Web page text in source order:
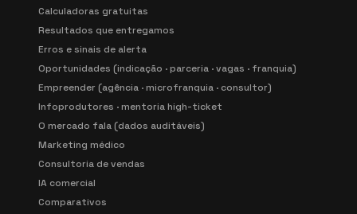
Calculadoras gratuitas
Resultados que entregamos
Erros e sinais de alerta
Oportunidades (indicação · parceria · vagas · franquia)
Empreender (agência · microfranquia · consultor)
Infoprodutores · mentoria high-ticket
O mercado fala (dados auditáveis)
Marketing médico
Consultoria de vendas
IA comercial
Comparativos